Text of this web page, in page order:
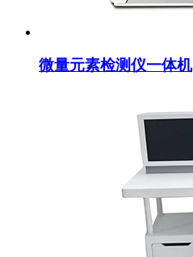
微量元素检测仪一体机